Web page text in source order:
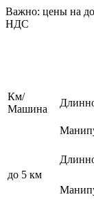
Важно: цены на
НДС
Км/
Машина
до 5 км